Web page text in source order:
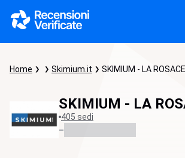
Home Skimium.it SKIMIUM - LA ROSACE
SKIMIUM - LA
405 sedi
-